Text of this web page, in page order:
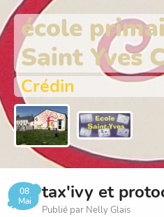
école
Saint Yves
Crédin
08
Mai
tax'ivy et
Publié par Nelly Glais